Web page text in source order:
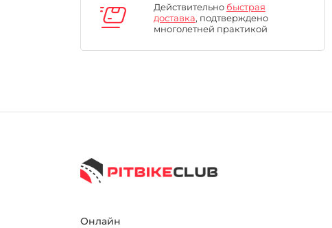
Действительно быстрая
доставка, подтверждено
многолетней практикой
Онлайн